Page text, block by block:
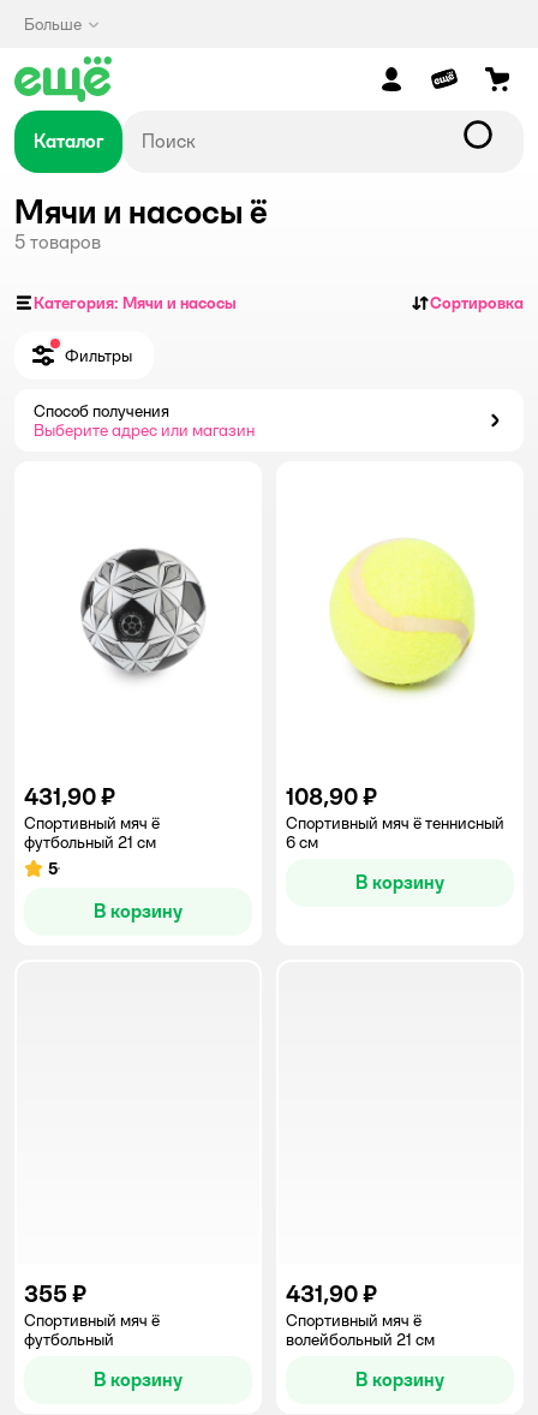
Больше
Каталог
Мячи и насосы ё
5 товаров
Категория: Мячи и насосы Сортировка
Фильтры
Способ получения
Выберите адрес или магазин
431,90 ₽
Спортивный мяч ё
футбольный 21 см
Рейтинг:
5
В корзину
108,90 ₽
Спортивный мяч ё теннисный
6 см
В корзину
355 ₽
Спортивный мяч ё
футбольный
В корзину
431,90 ₽
Спортивный мяч ё
волейбольный 21 см
В корзину